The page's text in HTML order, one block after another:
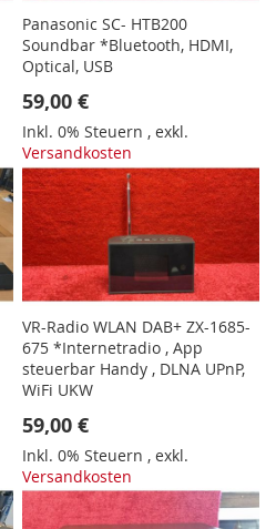
Panasonic SC- HTB200
Soundbar *Bluetooth, HDMI,
Optical, USB
59,00 €
Inkl. 0% Steuern ,exkl.
Versandkosten
VR-Radio WLAN DAB+ ZX-1685-
675 *Internetradio , App
steuerbar Handy , DLNA UPnP,
WiFi UKW
59,00 €
Inkl. 0% Steuern ,exkl.
Versandkosten